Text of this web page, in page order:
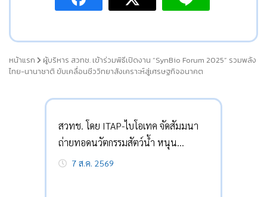
หน้าแรก
ผู้บริหาร สวทช. เข้าร่วมพิธีเปิดงาน “SynBio Forum 2025” รวมพลัง
ไทย-นานาชาติ ขับเคลื่อนชีววิทยาสังเคราะห์สู่เศรษฐกิจอนาคต
สวทช. โดย ITAP-ไบโอเทค จัดสัมมนา
ถ่ายทอดนวัตกรรมสัตว์น้ำ หนุน
เกษตรกรลดต้นทุน-กู้วิกฤต
7 ส.ค. 2569